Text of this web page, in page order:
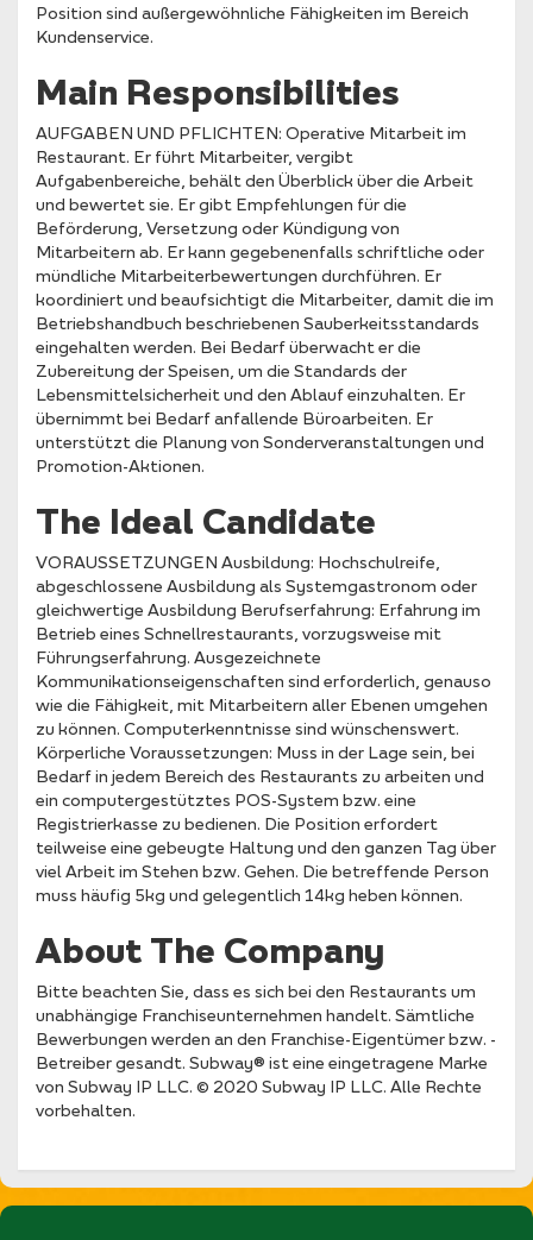
Position sind außergewöhnliche Fähigkeiten im Bereich
Kundenservice.
Main Responsibilities
AUFGABEN UND PFLICHTEN: Operative Mitarbeit im
Restaurant. Er führt Mitarbeiter, vergibt
Aufgabenbereiche, behält den Überblick über die Arbeit
und bewertet sie. Er gibt Empfehlungen für die
Beförderung, Versetzung oder Kündigung von
Mitarbeitern ab. Er kann gegebenenfalls schriftliche oder
mündliche Mitarbeiterbewertungen durchführen. Er
koordiniert und beaufsichtigt die Mitarbeiter, damit die im
Betriebshandbuch beschriebenen Sauberkeitsstandards
eingehalten werden. Bei Bedarf überwacht er die
Zubereitung der Speisen, um die Standards der
Lebensmittelsicherheit und den Ablauf einzuhalten. Er
übernimmt bei Bedarf anfallende Büroarbeiten. Er
unterstützt die Planung von Sonderveranstaltungen und
Promotion-Aktionen.
The Ideal Candidate
VORAUSSETZUNGEN Ausbildung: Hochschulreife,
abgeschlossene Ausbildung als Systemgastronom oder
gleichwertige Ausbildung Berufserfahrung: Erfahrung im
Betrieb eines Schnellrestaurants, vorzugsweise mit
Führungserfahrung. Ausgezeichnete
Kommunikationseigenschaften sind erforderlich, genauso
wie die Fähigkeit, mit Mitarbeitern aller Ebenen umgehen
zu können. Computerkenntnisse sind wünschenswert.
Körperliche Voraussetzungen: Muss in der Lage sein, bei
Bedarf in jedem Bereich des Restaurants zu arbeiten und
ein computergestütztes POS-System bzw. eine
Registrierkasse zu bedienen. Die Position erfordert
teilweise eine gebeugte Haltung und den ganzen Tag über
viel Arbeit im Stehen bzw. Gehen. Die betreffende Person
muss häufig 5kg und gelegentlich 14kg heben können.
About The Company
Bitte beachten Sie, dass es sich bei den Restaurants um
unabhängige Franchiseunternehmen handelt. Sämtliche
Bewerbungen werden an den Franchise-Eigentümer bzw. -
Betreiber gesandt. Subway® ist eine eingetragene Marke
von Subway IP LLC. © 2020 Subway IP LLC. Alle Rechte
vorbehalten.